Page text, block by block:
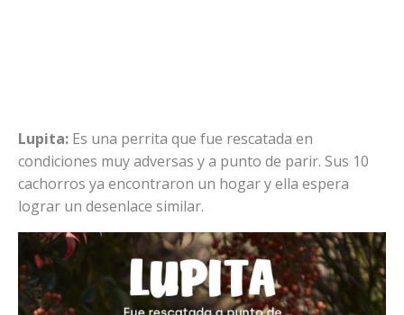
Lupita: Es una perrita que fue rescatada en
condiciones muy adversas y a punto de parir. Sus 10
cachorros ya encontraron un hogar y ella espera
lograr un desenlace similar.